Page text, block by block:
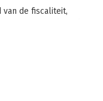
de fiscaliteit,
blik zijn